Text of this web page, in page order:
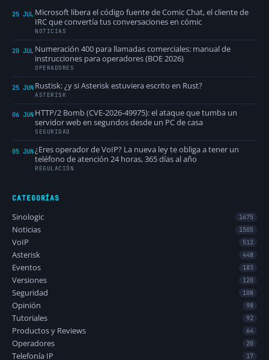
25 JUL Microsoft libera el código fuente de Comic Chat, el cliente de
IRC que convertía tus conversaciones en cómic
NOTICIAS
20 JUL Numeración 400 para llamadas comerciales: manual de
instrucciones para operadores (BOE 2026)
OPERADORES
25 JUN Rustisk: ¿y si Asterisk estuviera escrito en Rust?
ASTERISK
06 JUN HTTP/2 Bomb (CVE-2026-49975): el ataque que tumba un
servidor web en segundos desde un PC de casa
SEGURIDAD
05 JUN¿Eres operador de VoIP? La nueva ley te obliga a tener un
teléfono de atención 24 horas, 365 días al año
REGULACIÓN
CATEGORÍAS
Sinologic 1675
Noticias 1505
VoIP 512
Asterisk 448
Eventos 183
Versiones 120
Seguridad 108
Opinión 98
Tutoriales 92
Productos y Reviews 64
Operadores 20
Telefonía IP 17